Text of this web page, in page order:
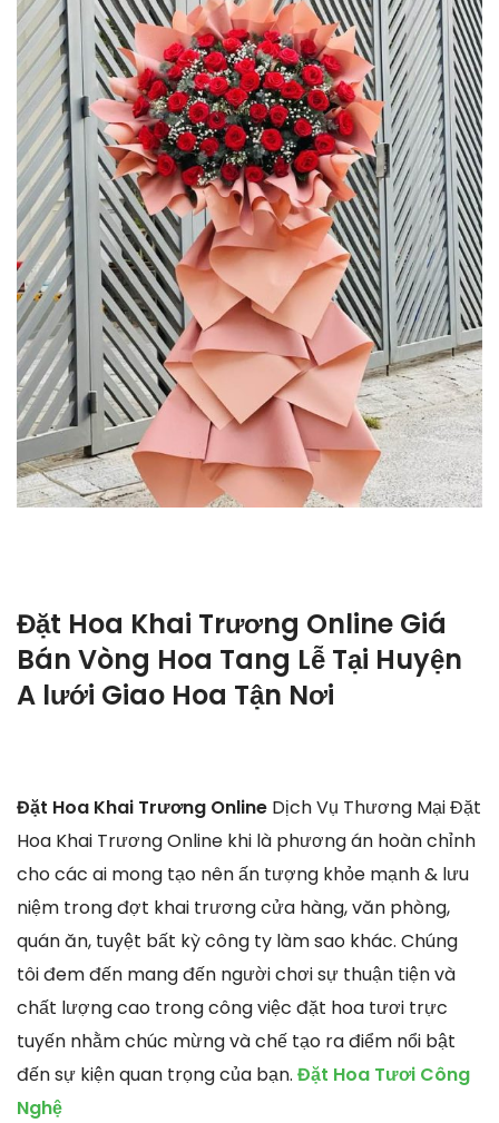
Đặt Hoa Khai Trương Online Giá
Bán Vòng Hoa Tang Lễ Tại Huyện
A lưới Giao Hoa Tận Nơi
Đặt Hoa Khai Trương Online Dịch Vụ Thương Mại Đặt
Hoa Khai Trương Online khi là phương án hoàn chỉnh
cho các ai mong tạo nên ấn tượng khỏe mạnh & lưu
niệm trong đợt khai trương cửa hàng, văn phòng,
quán ăn, tuyệt bất kỳ công ty làm sao khác. Chúng
tôi đem đến mang đến người chơi sự thuận tiện và
chất lượng cao trong công việc đặt hoa tươi trực
tuyến nhằm chúc mừng và chế tạo ra điểm nổi bật
đến sự kiện quan trọng của bạn. Đặt Hoa Tươi Công
Nghệ